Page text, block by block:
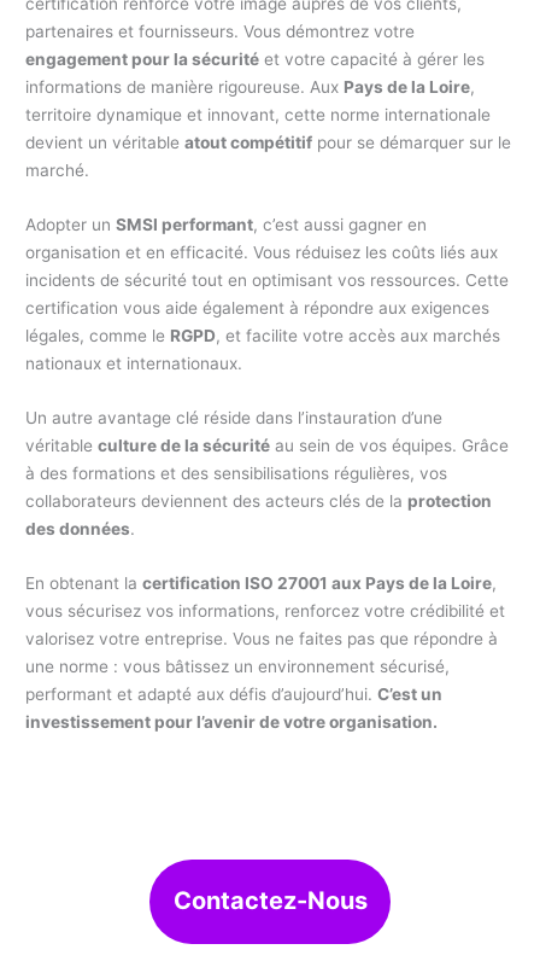
certification renforce votre image auprès de vos clients,
partenaires et fournisseurs. Vous démontrez votre
engagement pour la sécurité et votre capacité à gérer les
informations de manière rigoureuse. Aux Pays de la Loire,
territoire dynamique et innovant, cette norme internationale
devient un véritableatout compétitif pour se démarquer sur le
marché.
Adopter unSMSI performant, c’est aussi gagner en
organisation et en efficacité. Vous réduisez les coûts liés aux
incidents de sécurité tout en optimisant vos ressources. Cette
certification vous aide également à répondre aux exigences
légales, comme le RGPD, et facilite votre accès aux marchés
nationaux et internationaux.
Un autre avantage clé réside dans l’instauration d’une
véritableculture de la sécurité au sein de vos équipes. Grâce
à des formations et des sensibilisations régulières, vos
collaborateurs deviennent des acteurs clés de la protection
des données.
En obtenant lacertification ISO 27001 aux Pays de la Loire,
vous sécurisez vos informations, renforcez votre crédibilité et
valorisez votre entreprise. Vous ne faites pas que répondre à
une norme : vous bâtissez un environnement sécurisé,
performant et adapté aux défis d’aujourd’hui.C’est un
investissement pour l’avenir de votre organisation.
Contactez-Nous